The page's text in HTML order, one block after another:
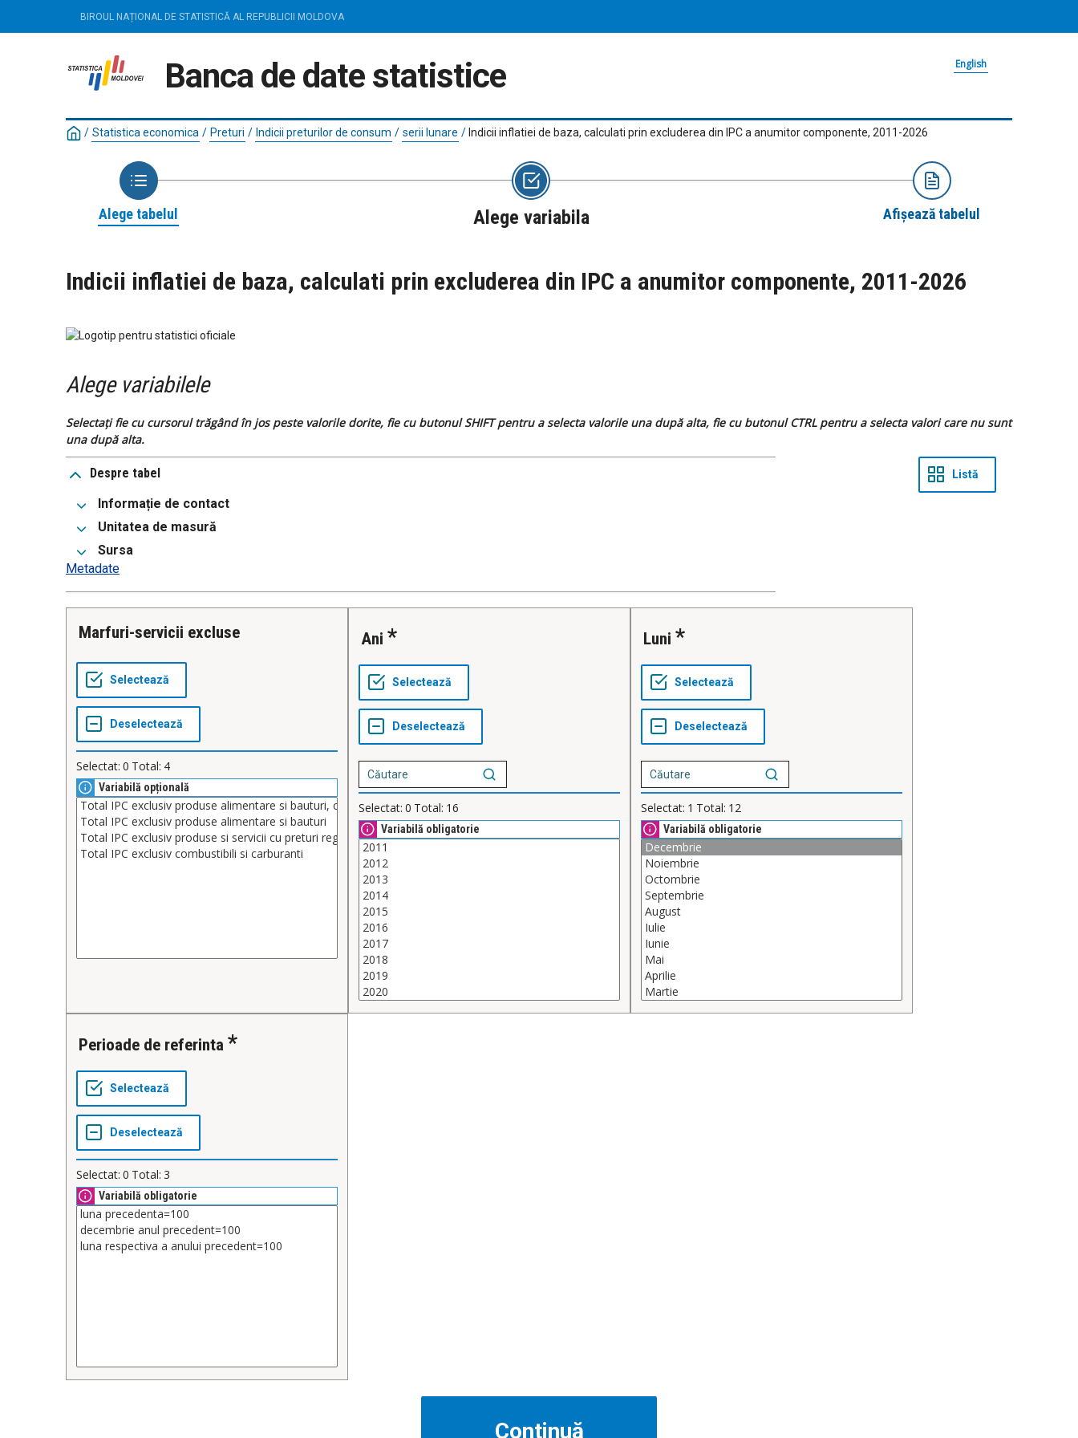
BIROUL NAȚIONAL DE STATISTICĂ AL REPUBLICII MOLDOVA
Banca de date statistice English
/ Statistica economica / Preturi / Indicii preturilor de consum / serii lunare / Indicii inflatiei de baza, calculati prin excluderea din IPC a anumitor componente, 2011-2026
Alege tabelul Alege variabila Afișează tabelul
Indicii inflatiei de baza, calculati prin excluderea din IPC a anumitor componente, 2011-2026
Alege variabilele
Selectați fie cu cursorul trăgând în jos peste valorile dorite, fie cu butonul SHIFT pentru a selecta valorile una după alta, fie cu butonul CTRL pentru a selecta valori care nu sunt
una după alta.
Despre tabel
Informație de contact
Unitatea de masură
Sursa
Metadate
Marfuri-servicii excluse
Selectat: 0 Total: 4
Variabilă opțională
Ani
Selectat: 0 Total: 16
Variabilă obligatorie
Luni
Selectat: 1 Total: 12
Variabilă obligatorie
Perioade de referinta
Selectat: 0 Total: 3
Variabilă obligatorie